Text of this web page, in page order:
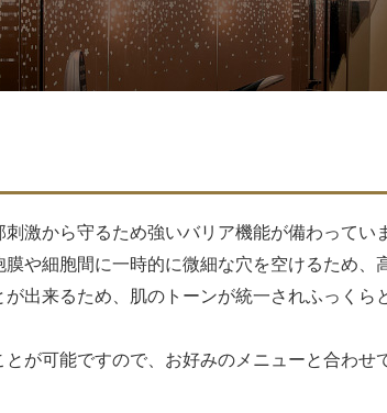
激から守るため強いバリア機能が備わってい
や細胞間に一時的に微細な穴を空けるため、
出来るため、肌のトーンが統一されふっくら
が可能ですので、お好みのメニューと合わせ